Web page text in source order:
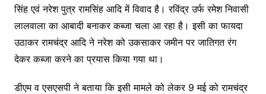
सिंह एवं नरेश पुत्र रामसिंह आदि में विवाद है। रविंद्र उर्फ रमेश निवासी
लालवाला का आबादी बनाकर कब्जा चला आ रहा है। इसी का फायदा
उठाकर रामचंद्र आदि ने नरेश को उकसाकर जमीन पर जातिगत रंग
देकर कब्जा करने का प्रयास किया गया था।
डीएम व एसएसपी ने बताया कि इसी मामले को लेकर 9 मई को रामचंद्र